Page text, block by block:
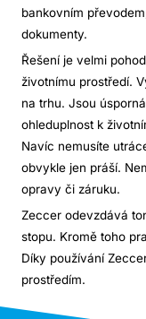
bankovním
dokumenty.
Řešení je velmi
životnímu prostředí.
na trhu. Jsou
ohleduplnost k
Navíc nemusíte
obvykle jen práší.
opravy či záruku.
Zeccer odevzdává
stopu. Kromě toho
Díky používání
prostředím.